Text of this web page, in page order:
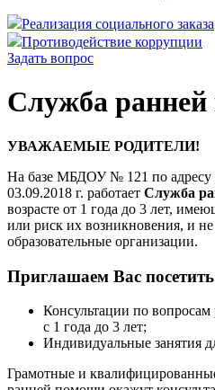
Реализация социального заказа
Противодействие коррупции
Задать вопрос
Служба
УВАЖАЕМЫЕ РОДИТЕЛИ!
На базе МБДОУ № 121 по адресу
03.09.2018 г. работает Служба
возрасте от 1 года до 3 лет,
или риск их возникновения, и
образовательные организации.
Приглашаем Вас
Консультации по вопросам
с 1 года до 3 лет;
Индивидуальные занятия
Грамотные и